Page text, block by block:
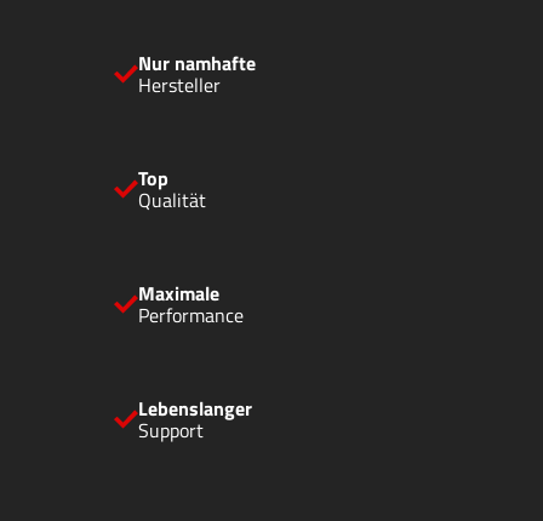
Nur namhafte
Hersteller
Top
Qualität
Maximale
Performance
Lebenslanger
Support